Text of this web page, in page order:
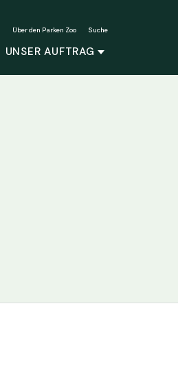
UNSER AUFTRAG
Über den Parken Zoo Suche